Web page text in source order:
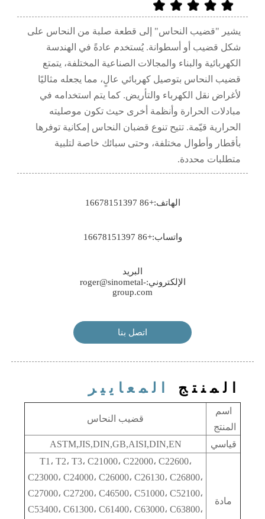
يشير "قضيب النحاس" إلى قطعة صلبة من النحاس على
شكل قضيب أو أسطوانة. يُستخدم عادةً في الهندسة
الكهربائية والبناء والمجالات الصناعية المختلفة، يتمتع
قضيب النحاس بتوصيل كهربائي عالٍ، مما يجعله مثاليًا
لأغراض نقل الكهرباء والتأريض. كما يتم استخدامه في
مبادلات الحرارة وأنظمة أخرى حيث تكون موصليته
الحرارية قيّمة. تتيح تنوع قضبان النحاس إمكانية توفرها
بأقطار وأطوال مختلفة، وحتى سبائك خاصة لتلبية
متطلبات محددة.
الهاتف:+86 16678151397
واتساب:+86 16678151397
البريد
الإلكتروني:roger@sinometal-
group.com
اتصل بنا
المنتج المعايير
اسم
المنتج
قضيب النحاس
قياسي ASTM,JIS,DIN,GB,AISI,DIN,EN
مادة
T1، T2، T3، C21000، C22000، C22600،
C23000، C24000، C26000، C26130، C26800،
C27000، C27200، C46500، C51000، C52100،
C53400، C61300، C61400، C63000، C63800،